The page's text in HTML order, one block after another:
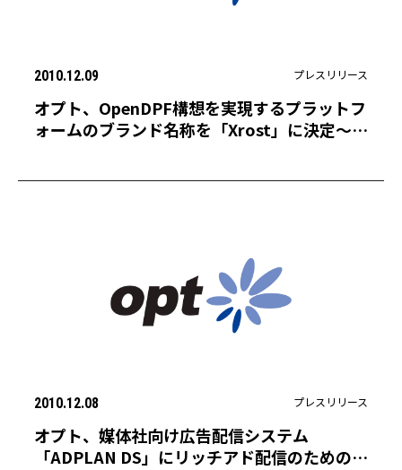
2010.12.09 プレスリリース
オプト、OpenDPF構想を実現するプラットフ
ォームのブランド名称を「Xrost」に決定〜各
2010.12.08 プレスリリース
オプト、媒体社向け広告配信システム
「ADPLAN DS」にリッチアド配信のためのオ